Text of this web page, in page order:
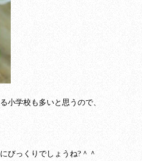
小学校も多いと思うので、
びっくりでしょうね?＾＾